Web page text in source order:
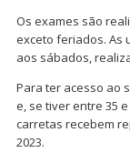
Os exames são
exceto feriados. As
aos sábados,
Para ter acesso ao
e, se tiver entre 35
carretas recebem
2023.